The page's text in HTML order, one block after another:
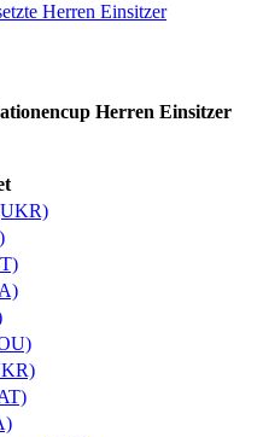
Herren Einsitzer
Herren Einsitzer